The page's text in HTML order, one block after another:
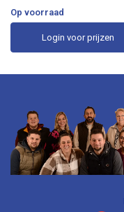
Op voorraad
Login voor prijzen